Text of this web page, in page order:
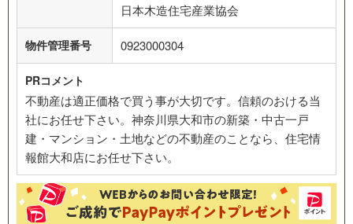
日本木造住宅産業協会
物件管理番号 0923000304
PRコメント
不動産は適正価格で買う事が大切です。信頼のおける当
社にお任せ下さい。神奈川県大和市の新築・中古一戸
建・マンション・土地などの不動産のことなら、住宅情
報館大和店にお任せ下さい。